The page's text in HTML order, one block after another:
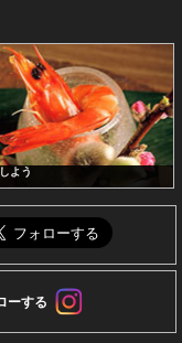
よう
ーする